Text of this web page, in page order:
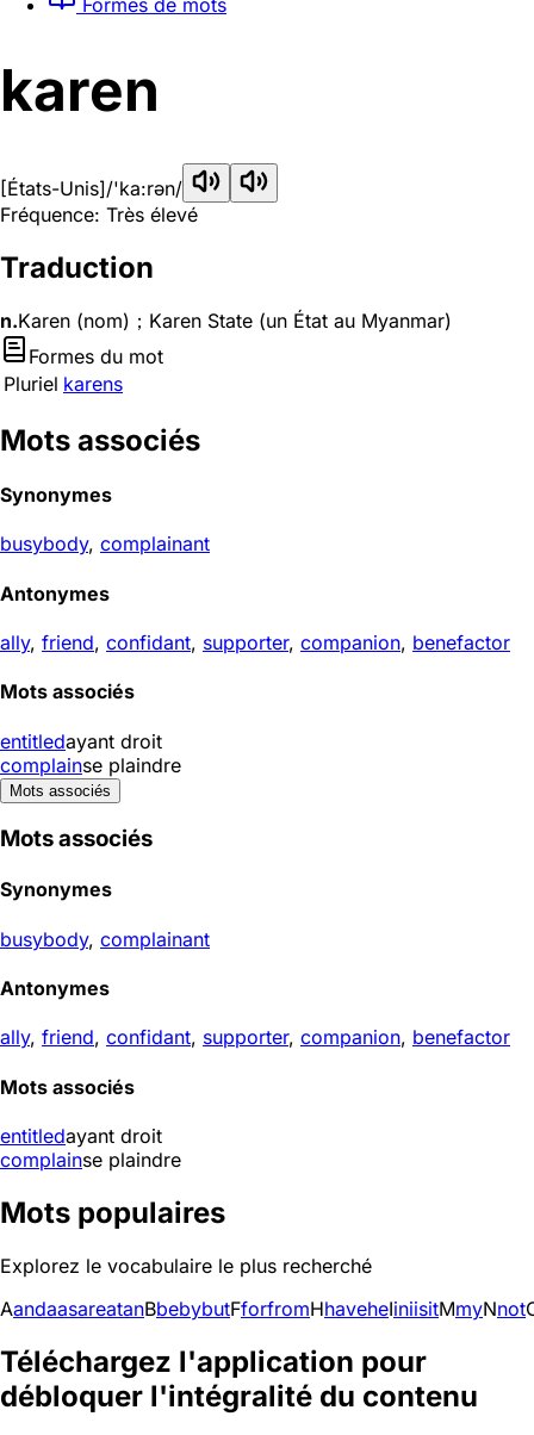
karen
[États-Unis]/'ka:rən/
Fréquence: Très élevé
Traduction
n.Karen (nom)；Karen State (un État au Myanmar)
Formes du mot
Pluriel karens
Mots associés
Synonymes
busybody, complainant
Antonymes
ally, friend, confidant, supporter, companion, benefactor
Mots associés
entitledayant droit
complainse plaindre
Mots associés
Mots associés
Synonymes
busybody, complainant
Antonymes
ally, friend, confidant, supporter, companion, benefactor
Mots associés
entitledayant droit
complainse plaindre
Mots populaires
Explorez le vocabulaire le plus recherché
AandaasareatanBbebybutFforfromHhaveheIiniisitMmyNnot
Téléchargez l'application pour
débloquer l'intégralité du contenu